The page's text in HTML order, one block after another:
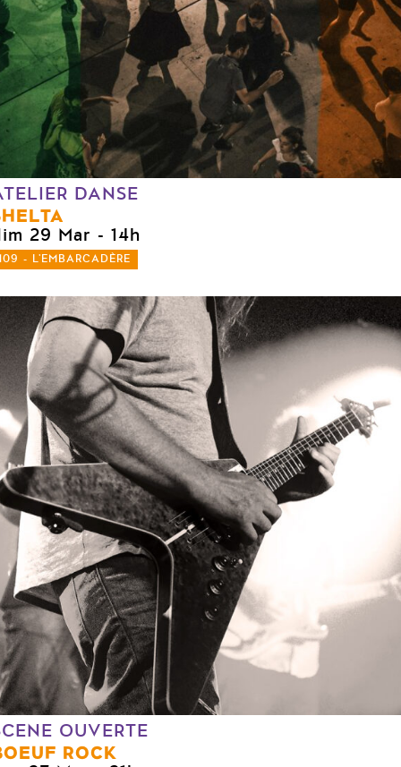
DANSE
29 Mar - 14h
- L'EMBARCADÈRE
OUVERTE
ROCK